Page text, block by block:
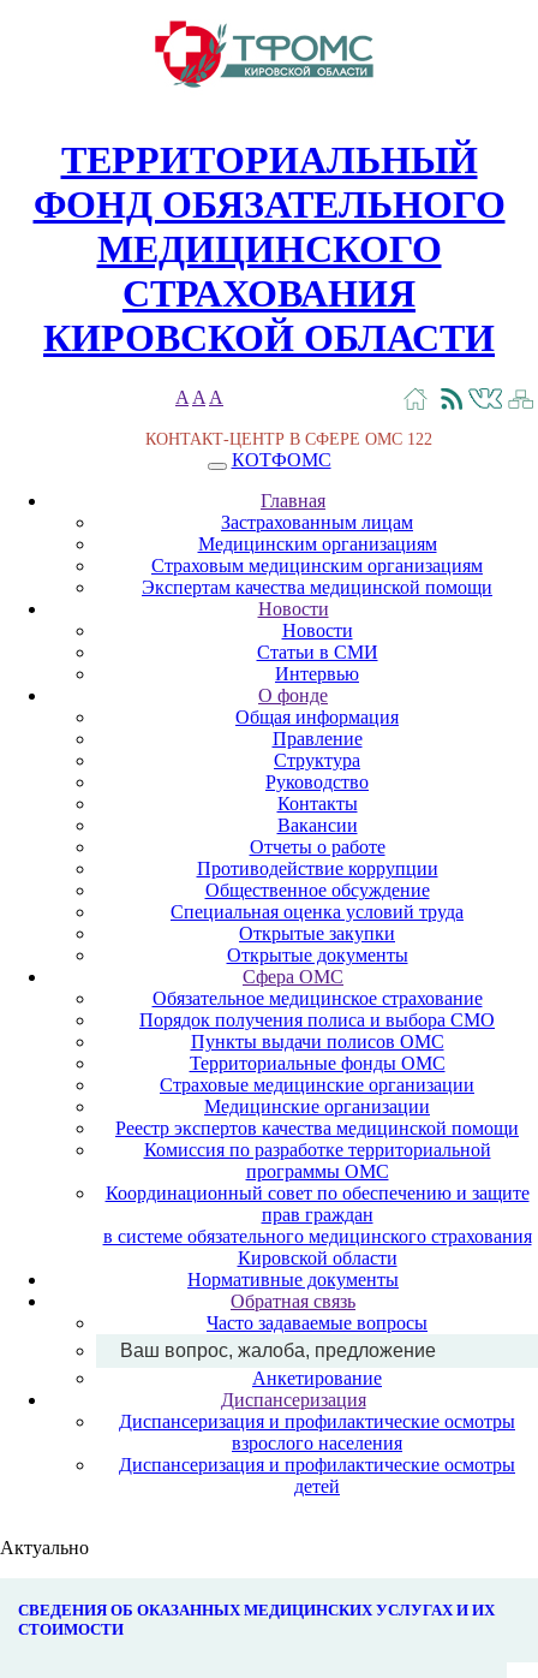
ТЕРРИТОРИАЛЬНЫЙ
ФОНД ОБЯЗАТЕЛЬНОГО
МЕДИЦИНСКОГО
СТРАХОВАНИЯ
КИРОВСКОЙ ОБЛАСТИ
A A A
КОНТАКТ-ЦЕНТР В СФЕРЕ ОМС 122
КОТФОМС
Главная
Застрахованным лицам
Медицинским организациям
Страховым медицинским организациям
Экспертам качества медицинской помощи
Новости
Новости
Статьи в СМИ
Интервью
О фонде
Общая информация
Правление
Структура
Руководство
Контакты
Вакансии
Отчеты о работе
Противодействие коррупции
Общественное обсуждение
Специальная оценка условий труда
Открытые закупки
Открытые документы
Сфера ОМС
Обязательное медицинское страхование
Порядок получения полиса и выбора СМО
Пункты выдачи полисов ОМС
Территориальные фонды ОМС
Страховые медицинские организации
Медицинские организации
Реестр экспертов качества медицинской помощи
Комиссия по разработке территориальной
программы ОМС
Координационный совет по обеспечению и защите
прав граждан
в системе обязательного медицинского страхования
Кировской области
Нормативные документы
Обратная связь
Часто задаваемые вопросы
Ваш вопрос, жалоба, предложение
Анкетирование
Диспансеризация
Диспансеризация и профилактические осмотры
взрослого населения
Диспансеризация и профилактические осмотры
детей
Актуально
СВЕДЕНИЯ ОБ ОКАЗАННЫХ МЕДИЦИНСКИХ УСЛУГАХ И ИХ
СТОИМОСТИ